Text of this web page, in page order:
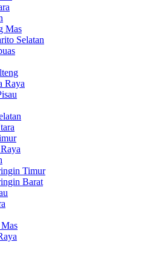
Mas
Selatan
Raya
Timur
Barat